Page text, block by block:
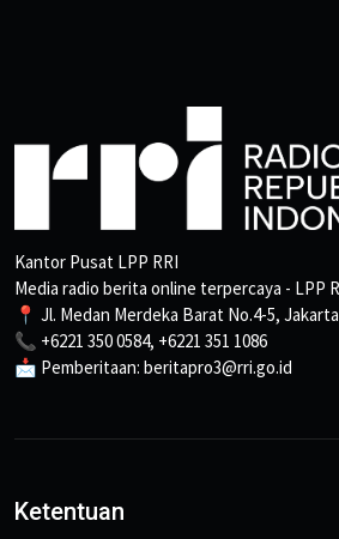
Kantor Pusat LPP RRI
Media radio berita online terpercaya - LPP
📍 Jl. Medan Merdeka Barat No.4-5,
📞 +6221 350 0584, +6221 351 1086
📩 Pemberitaan: beritapro3@rri.go.id
Ketentuan